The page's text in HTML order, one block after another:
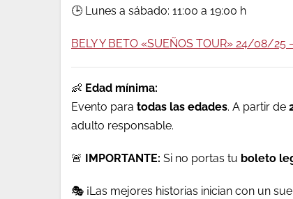
🕒 Lunes a sábado: 11:00 a 19:00 h
BELY Y BETO «SUEÑOS TOUR» 24/08/25
👶 Edad mínima:
Evento para todas las edades. A partir de
adulto responsable.
🚨 IMPORTANTE: Si no portas tu boleto
🎭 ¡Las mejores historias inician con un